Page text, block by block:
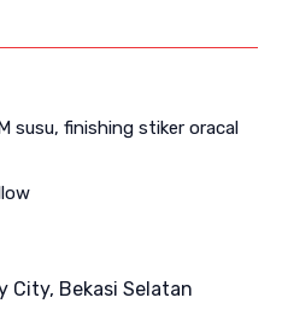
susu, finishing stiker oracal
City, Bekasi Selatan